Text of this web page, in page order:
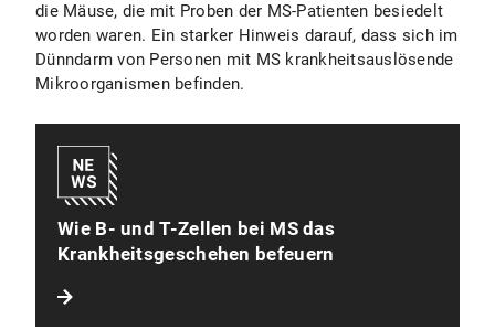
die Mäuse, die mit Proben der MS-Patienten besiedelt
worden waren. Ein starker Hinweis darauf, dass sich im
Dünndarm von Personen mit MS krankheitsauslösende
Mikroorganismen befinden.
Wie B- und T-Zellen bei MS das
Krankheitsgeschehen befeuern